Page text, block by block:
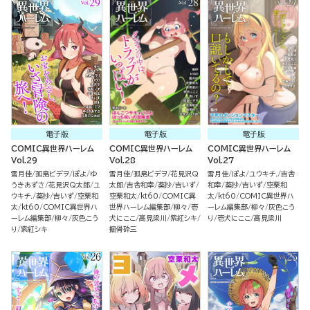
電子版
COMIC異世界ハーレム
Vol.29
雪月佳 孤島ビデヲ ぽよ
ゆ
うきあずさ 花見沢Q太郎 ユ
ウキチ. 葵抄 吉いず 空栗和
太
kt60
COMIC異世界ハ
ーレム編集部 柳々 灰色こう
り
紫紅シキ
電子版
COMIC異世界ハーレム
Vol.28
雪月佳 孤島ビデヲ 花見沢Q
太郎 吉舎和幸 葵抄 吉いず
空栗和太
kt60
COMIC異
世界ハーレム編集部 柳々 壱
犬にここ 高見梁川
紫紅シキ
掘骨砕三
電子版
COMIC異世界ハーレム
Vol.27
雪月佳 ぽよ ユウキチ. 吉舎
和幸 葵抄 吉いず 空栗和
太
kt60
COMIC異世界ハ
ーレム編集部 柳々 灰色こう
り
壱犬にここ 高見梁川